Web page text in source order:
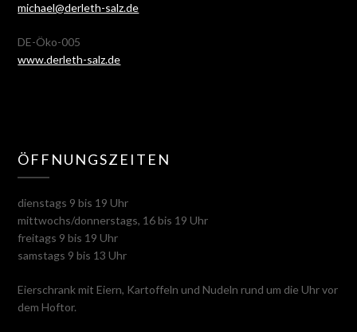
michael@derleth-salz.de
DE-Öko-005
www.derleth-salz.de
ÖFFNUNGSZEITEN
dienstags 9 bis 19 Uhr
mittwochs/donnerstags, 16 bis 19 Uhr
freitags 9 bis 19 Uhr
samstags 9 bis 13 Uhr
Eierschrank mit Eiern, Kartoffeln und Nudeln rund um die Uhr vor
dem Hoftor.